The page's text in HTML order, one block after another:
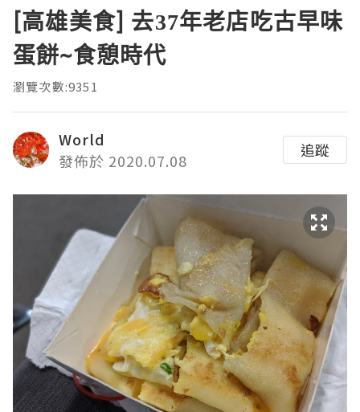
[高雄美食] 去37年老店吃古早味
蛋餅~食憩時代
瀏覽次數:9351
World
發佈於 2020.07.08
追蹤